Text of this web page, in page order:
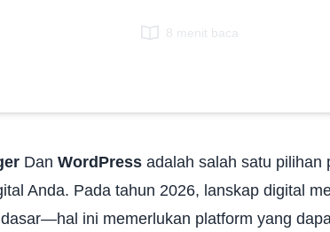
8 menit baca
Dan WordPress adalah salah satu pilihan
Anda. Pada tahun 2026, lanskap digital
ini memerlukan platform yang